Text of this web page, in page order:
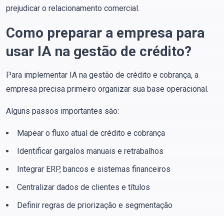
prejudicar o relacionamento comercial.
Como preparar a empresa para
usar IA na gestão de crédito?
Para implementar IA na gestão de crédito e cobrança, a
empresa precisa primeiro organizar sua base operacional.
Alguns passos importantes são:
Mapear o fluxo atual de crédito e cobrança
Identificar gargalos manuais e retrabalhos
Integrar ERP, bancos e sistemas financeiros
Centralizar dados de clientes e títulos
Definir regras de priorização e segmentação